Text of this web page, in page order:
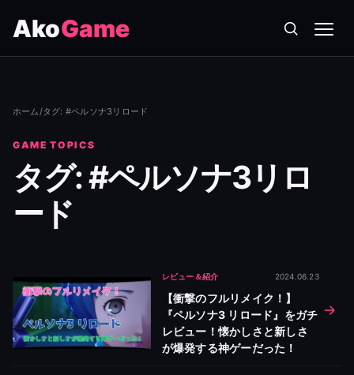
AkoGame
ホーム/タグ: #ペルソナ3リロード
GAME TOPICS
タグ: #ペルソナ3リロ
ード
レビュー＆紹介 2024.06.23
【衝撃のフルリメイク！】
『ペルソナ3 リロード』をガチ
レビュー！懐かしさと新しさ
が爆発する神ゲーだった！